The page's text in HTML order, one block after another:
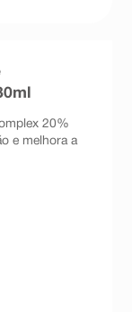
20%
e melhora a